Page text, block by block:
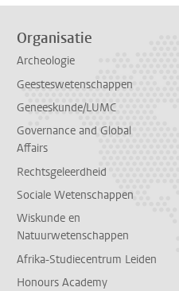
Organisatie
Archeologie
Geesteswetenschappen
Geneeskunde/LUMC
Governance and Global
Affairs
Rechtsgeleerdheid
Sociale Wetenschappen
Wiskunde en
Natuurwetenschappen
Afrika-Studiecentrum Leiden
Honours Academy